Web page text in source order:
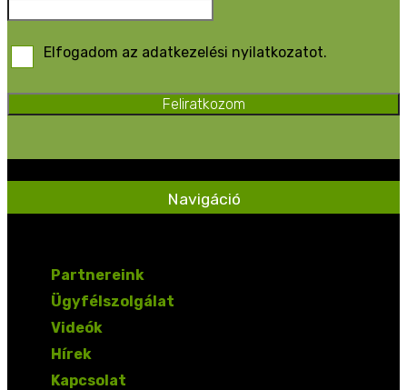
Elfogadom az adatkezelési nyilatkozatot.
Feliratkozom
Navigáció
Partnereink
Ügyfélszolgálat
Videók
Hírek
Kapcsolat